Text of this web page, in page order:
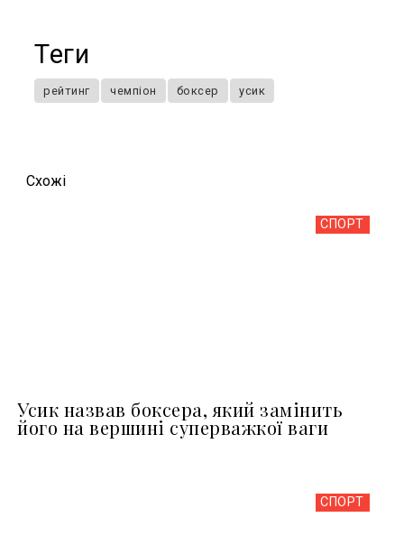
Теги
рейтинг чемпіон боксер усик
Схожi
СПОРТ
Усик назвав боксера, який замінить
його на вершині суперважкої ваги
СПОРТ